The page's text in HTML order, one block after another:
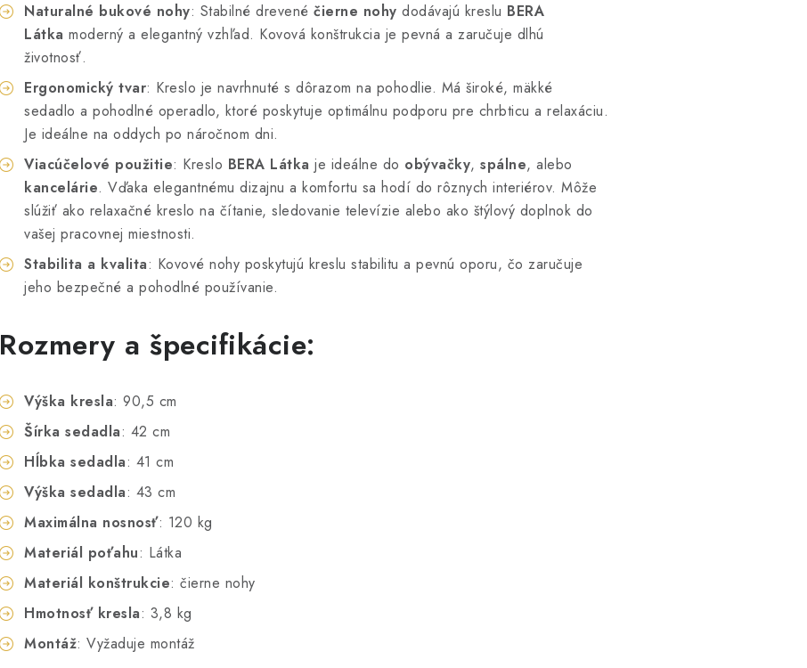
Naturalné bukové nohy: Stabilné drevené čierne nohy dodávajú kreslu BERA
Látka moderný a elegantný vzhľad. Kovová konštrukcia je pevná a zaručuje dlhú
životnosť.
Ergonomický tvar: Kreslo je navrhnuté s dôrazom na pohodlie. Má široké, mäkké
sedadlo a pohodlné operadlo, ktoré poskytuje optimálnu podporu pre chrbticu a relaxáciu.
Je ideálne na oddych po náročnom dni.
Viacúčelové použitie: Kreslo BERA Látka je ideálne do obývačky, spálne, alebo
kancelárie. Vďaka elegantnému dizajnu a komfortu sa hodí do rôznych interiérov. Môže
slúžiť ako relaxačné kreslo na čítanie, sledovanie televízie alebo ako štýlový doplnok do
vašej pracovnej miestnosti.
Stabilita a kvalita: Kovové nohy poskytujú kreslu stabilitu a pevnú oporu, čo zaručuje
jeho bezpečné a pohodlné používanie.
Rozmery a špecifikácie:
Výška kresla: 90,5 cm
Šírka sedadla: 42 cm
Hĺbka sedadla: 41 cm
Výška sedadla: 43 cm
Maximálna nosnosť: 120 kg
Materiál poťahu: Látka
Materiál konštrukcie: čierne nohy
Hmotnosť kresla: 3,8 kg
Montáž: Vyžaduje montáž